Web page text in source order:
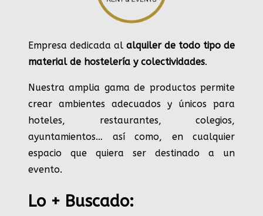
Empresa dedicada al alquiler de todo tipo de
material de hostelería y colectividades.
Nuestra amplia gama de productos permite
crear ambientes adecuados y únicos para
hoteles, restaurantes, colegios,
ayuntamientos… así como, en cualquier
espacio que quiera ser destinado a un
evento.
Lo + Buscado: